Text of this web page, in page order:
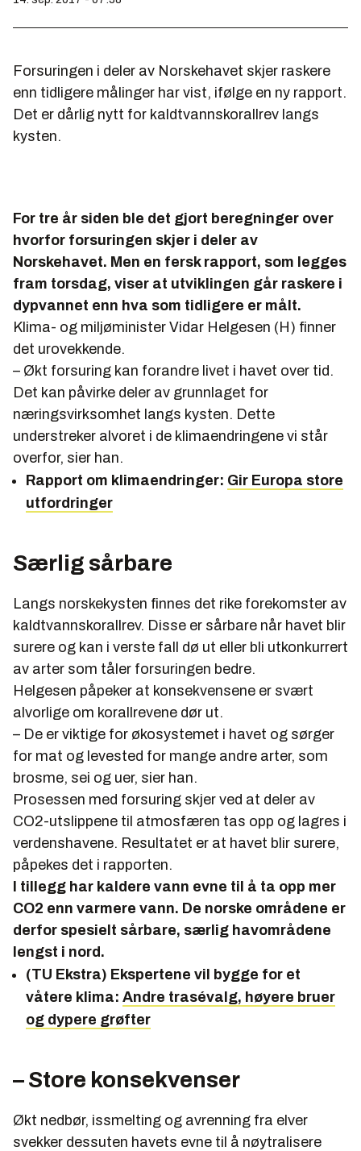
Forsuringen i deler av Norskehavet skjer raskere
enn tidligere målinger har vist, ifølge en ny rapport.
Det er dårlig nytt for kaldtvannskorallrev langs
kysten.
For tre år siden ble det gjort beregninger over
hvorfor forsuringen skjer i deler av
Norskehavet. Men en fersk rapport, som legges
fram torsdag, viser at utviklingen går raskere i
dypvannet enn hva som tidligere er målt.
Klima- og miljøminister Vidar Helgesen (H) finner
det urovekkende.
– Økt forsuring kan forandre livet i havet over tid.
Det kan påvirke deler av grunnlaget for
næringsvirksomhet langs kysten. Dette
understreker alvoret i de klimaendringene vi står
overfor, sier han.
Rapport om klimaendringer: Gir Europa store
utfordringer
Særlig sårbare
Langs norskekysten finnes det rike forekomster av
kaldtvannskorallrev. Disse er sårbare når havet blir
surere og kan i verste fall dø ut eller bli utkonkurrert
av arter som tåler forsuringen bedre.
Helgesen påpeker at konsekvensene er svært
alvorlige om korallrevene dør ut.
– De er viktige for økosystemet i havet og sørger
for mat og levested for mange andre arter, som
brosme, sei og uer, sier han.
Prosessen med forsuring skjer ved at deler av
CO2-utslippene til atmosfæren tas opp og lagres i
verdenshavene. Resultatet er at havet blir surere,
påpekes det i rapporten.
I tillegg har kaldere vann evne til å ta opp mer
CO2 enn varmere vann. De norske områdene er
derfor spesielt sårbare, særlig havområdene
lengst i nord.
(TU Ekstra) Ekspertene vil bygge for et
våtere klima: Andre trasévalg, høyere bruer
og dypere grøfter
– Store konsekvenser
Økt nedbør, issmelting og avrenning fra elver
svekker dessuten havets evne til å nøytralisere